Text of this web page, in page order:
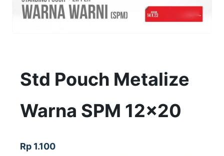
Std Pouch Metalize
Warna SPM 12×20
Rp 1.100